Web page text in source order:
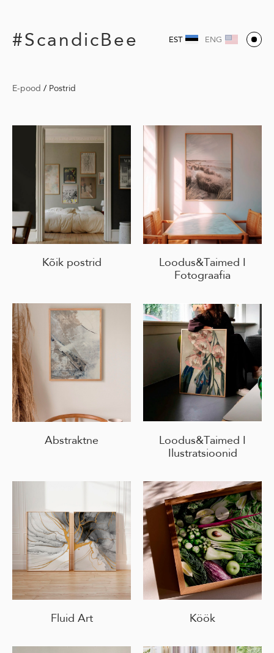
#ScandicBee EST ENG
E-pood / Postrid
Kõik postrid
Loodus&Taimed I
Fotograafia
Abstraktne
Loodus&Taimed I
Ilustratsioonid
Fluid Art Köök